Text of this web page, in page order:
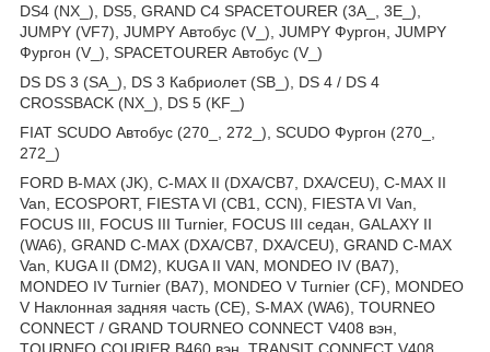
DS4 (NX_), DS5, GRAND C4 SPACETOURER (3A_, 3E_),
JUMPY (VF7), JUMPY Автобус (V_), JUMPY Фургон, JUMPY
Фургон (V_), SPACETOURER Автобус (V_)
DS DS 3 (SA_), DS 3 Кабриолет (SB_), DS 4 / DS 4
CROSSBACK (NX_), DS 5 (KF_)
FIAT SCUDO Автобус (270_, 272_), SCUDO Фургон (270_,
272_)
FORD B-MAX (JK), C-MAX II (DXA/CB7, DXA/CEU), C-MAX II
Van, ECOSPORT, FIESTA VI (CB1, CCN), FIESTA VI Van,
FOCUS III, FOCUS III Turnier, FOCUS III седан, GALAXY II
(WA6), GRAND C-MAX (DXA/CB7, DXA/CEU), GRAND C-MAX
Van, KUGA II (DM2), KUGA II VAN, MONDEO IV (BA7),
MONDEO IV Turnier (BA7), MONDEO V Turnier (CF), MONDEO
V Наклонная задняя часть (CE), S-MAX (WA6), TOURNEO
CONNECT / GRAND TOURNEO CONNECT V408 вэн,
TOURNEO COURIER B460 вэн, TRANSIT CONNECT V408